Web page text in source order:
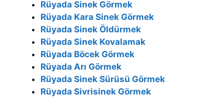
Rüyada Sinek Görmek
Rüyada Kara Sinek Görmek
Rüyada Sinek Öldürmek
Rüyada Sinek Kovalamak
Rüyada Böcek Görmek
Rüyada Arı Görmek
Rüyada Sinek Sürüsü Görmek
Rüyada Sivrisinek Görmek